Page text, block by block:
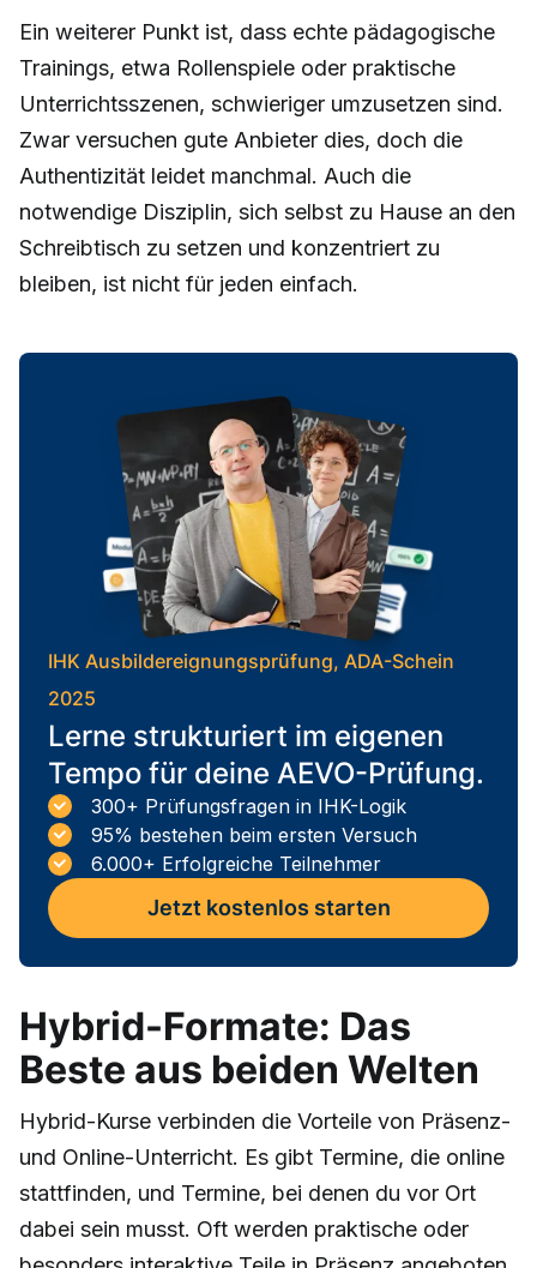
Ein weiterer Punkt ist, dass echte pädagogische
Trainings, etwa Rollenspiele oder praktische
Unterrichtsszenen, schwieriger umzusetzen sind.
Zwar versuchen gute Anbieter dies, doch die
Authentizität leidet manchmal. Auch die
notwendige Disziplin, sich selbst zu Hause an den
Schreibtisch zu setzen und konzentriert zu
bleiben, ist nicht für jeden einfach.
IHK Ausbildereignungsprüfung, ADA-Schein
2025
Lerne strukturiert im eigenen
Tempo für deine AEVO-Prüfung.
300+ Prüfungsfragen in IHK-Logik
95% bestehen beim ersten Versuch
6.000+ Erfolgreiche Teilnehmer
Jetzt kostenlos starten
Hybrid-Formate: Das
Beste aus beiden Welten
Hybrid-Kurse verbinden die Vorteile von Präsenz-
und Online-Unterricht. Es gibt Termine, die online
stattfinden, und Termine, bei denen du vor Ort
dabei sein musst. Oft werden praktische oder